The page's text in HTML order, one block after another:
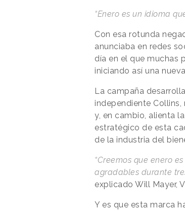
“Enero es un idioma
Con esa rotunda
anunciaba en redes
día en el que muchas
iniciando así una
La campaña
independiente Collins,
y, en cambio, alienta
estratégico de esta
de la industria del
“Creemos que enero
agradables durante
explicado Will Mayer,
Y es que esta marca